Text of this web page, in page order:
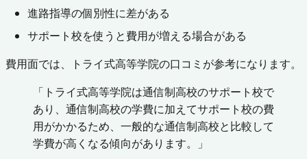
進路指導の個別性に差がある
サポート校を使うと費用が増える場合がある
費用面では、トライ式高等学院の口コミが参考になります。
「トライ式高等学院は通信制高校のサポート校で
あり、通信制高校の学費に加えてサポート校の費
用がかかるため、一般的な通信制高校と比較して
学費が高くなる傾向があります。」